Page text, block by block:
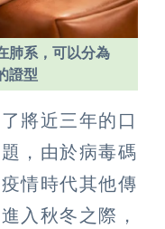
肺系，可以分為
證型
將近三年的口
，由於病毒碼
情時代其他傳
入秋冬之際，